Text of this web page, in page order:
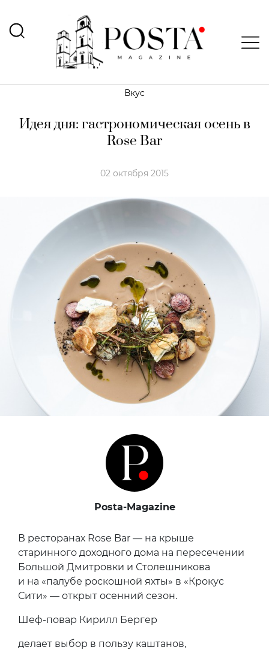
Вкус
Идея дня: гастрономическая осень в
Rose Bar
02 октября 2015
Posta-Magazine
В ресторанах Rose Bar — на крыше
старинного доходного дома на пересечении
Большой Дмитровки и Столешникова
и на «палубе роскошной яхты» в «Крокус
Сити» — открыт осенний сезон.
Шеф-повар Кирилл Бергер
делает выбор в пользу каштанов,